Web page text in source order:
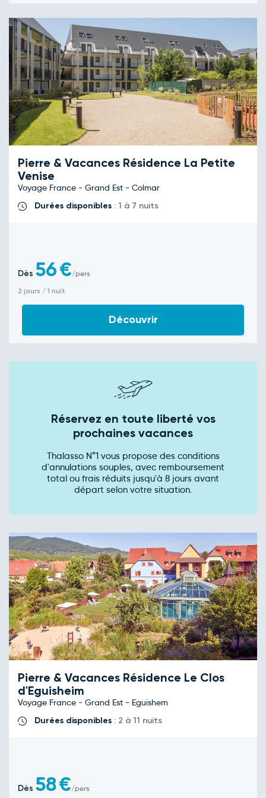
Pierre & Vacances Résidence La Petite
Venise
Voyage France - Grand Est - Colmar
Durées disponibles : 1 à 7 nuits
Dès 56€/pers
2 jours / 1 nuit
Découvrir
Réservez en toute liberté vos
prochaines vacances
Thalasso N°1 vous propose des conditions
d'annulations souples, avec remboursement
total ou frais réduits jusqu'à 8 jours avant
départ selon votre situation.
Pierre & Vacances Résidence Le Clos
d'Eguisheim
Voyage France - Grand Est - Eguishem
Durées disponibles : 2 à 11 nuits
Dès 58€/pers